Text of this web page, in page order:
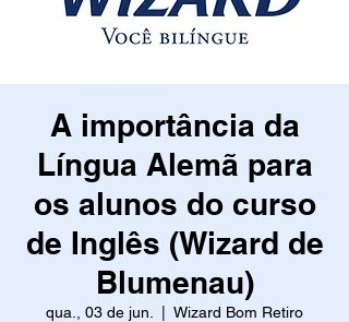
A importância da
Língua Alemã para
os alunos do curso
de Inglês (Wizard de
Blumenau)
qua., 03 de jun. Wizard Bom Retiro